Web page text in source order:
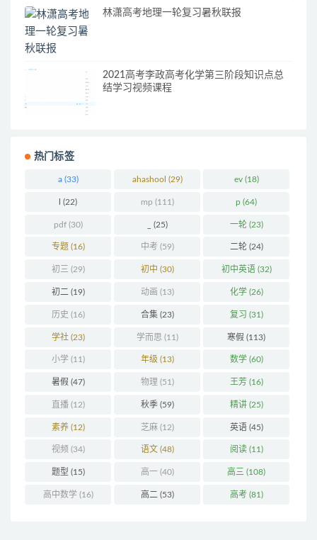
林潇高考地理一轮复习暑秋联报
2021高考李政高考化学第三阶段知识点总
结学习视频课程
热门标签
a(33) ahashool (29) ev(18)
(22) mp (111) p (64)
pdf(30) (25) 一轮(23)
专题(16) 中考 (59) 二轮(24)
初三 (29) 初中 (30) 初中英语(32)
初二 (19) 动画 (13) 化学(26)
历史 (16) 合集(23) 复习 (31)
学社(23) 学而思 (11) 寒假 (113)
小学(11) 年级 (13) 数学(60)
暑假 (47) 物理 (51) 王芳(16)
直播(12) 秋季(59) 精讲(25)
素养(12) 芝麻(12) 英语(45)
视频 (34) 语文 (48) 阅读(11)
题型 (15) 高一(40) 高三 (108)
高中数学(16) 高二 (53) 高考(81)